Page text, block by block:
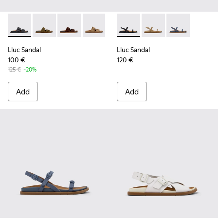
Lluc Sandal - K201881-001 - Black Leather Sandals for
Lluc Sandal - K201881-006 - Green Suede Leather
Lluc Sandal - K201881-005 - Brown Suede
Lluc Sandal - K201881-003 - Brown
Lluc Sandal - K201881-002 -
Lluc Sandal
100 €
125 € -20%
Add
Lluc Sandal - K201883-001
Lluc Sandal -Lluc Sandal -
Lluc Sandal
120 €
Add